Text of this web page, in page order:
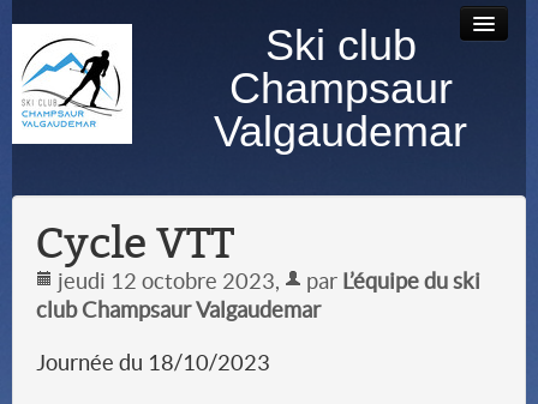
Ski club
Champsaur
Valgaudemar
Accueil Contact
photos
Cycle VTT
jeudi 12 octobre 2023, par L’équipe du ski
club Champsaur Valgaudemar
Journée du 18/10/2023